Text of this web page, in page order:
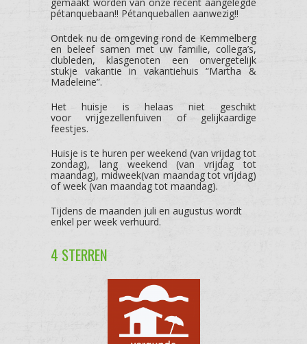
pétanquebaan!! Pétanqueballen aanwezig!!
Ontdek nu de omgeving rond de Kemmelberg
en beleef samen met uw familie, collega’s,
clubleden, klasgenoten een onvergetelijk
stukje vakantie in vakantiehuis “Martha &
Madeleine”.
Het huisje is helaas niet geschikt
voor vrijgezellenfuiven of gelijkaardige
feestjes.
Huisje is te huren per weekend (van vrijdag tot
zondag), lang weekend (van vrijdag tot
maandag), midweek(van maandag tot vrijdag)
of week (van maandag tot maandag).
Tijdens de maanden juli en augustus wordt
enkel per week verhuurd.
4 STERREN